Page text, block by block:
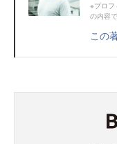
※プロフ
の内容
この